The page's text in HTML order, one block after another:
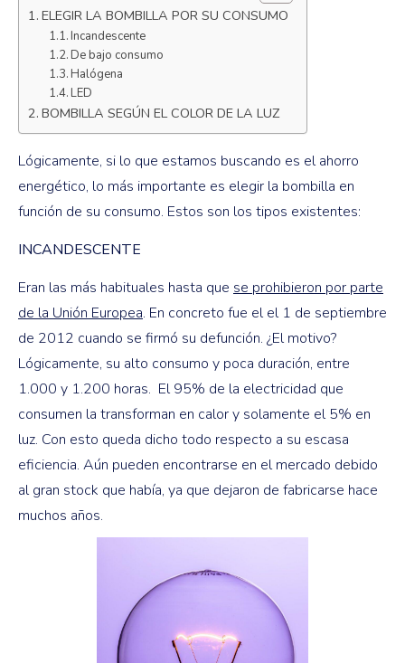
ELEGIR LA BOMBILLA POR SU CONSUMO
Incandescente
De bajo consumo
Halógena
LED
BOMBILLA SEGÚN EL COLOR DE LA LUZ
Lógicamente, si lo que estamos buscando es el ahorro
energético, lo más importante es elegir la bombilla en
función de su consumo. Estos son los tipos existentes:
INCANDESCENTE
Eran las más habituales hasta que se prohibieron por parte
de la Unión Europea. En concreto fue el el 1 de septiembre
de 2012 cuando se firmó su defunción. ¿El motivo?
Lógicamente, su alto consumo y poca duración, entre
1.000 y 1.200 horas. El 95% de la electricidad que
consumen la transforman en calor y solamente el 5% en
luz. Con esto queda dicho todo respecto a su escasa
eficiencia. Aún pueden encontrarse en el mercado debido
al gran stock que había, ya que dejaron de fabricarse hace
muchos años.